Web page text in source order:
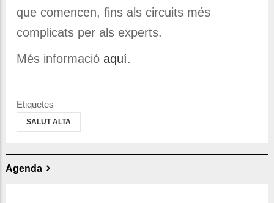
que comencen, fins als circuits més
complicats per als experts.
Més informació aquí.
Etiquetes
SALUT ALTA
Agenda